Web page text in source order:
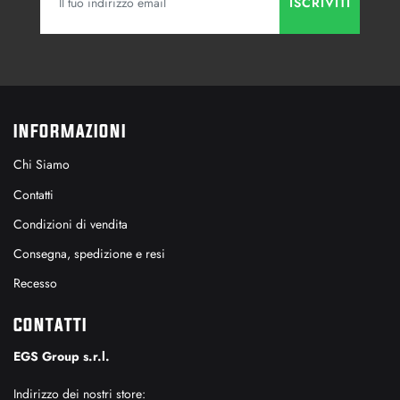
INFORMAZIONI
Chi Siamo
Contatti
Condizioni di vendita
Consegna, spedizione e resi
Recesso
CONTATTI
EGS Group s.r.l.
Indirizzo dei nostri store: